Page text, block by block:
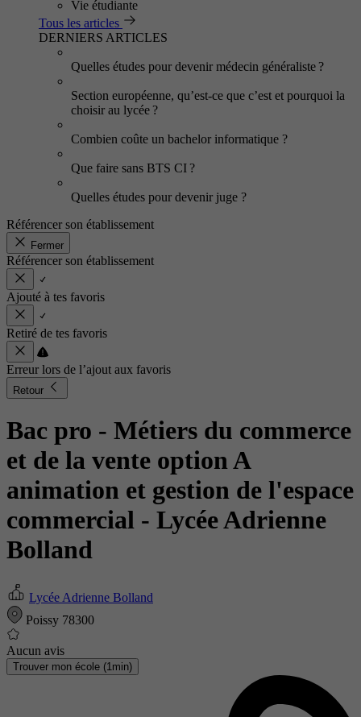
Vie étudiante
Tous les articles
DERNIERS ARTICLES
Quelles études pour devenir médecin généraliste ?
Section européenne, qu’est-ce que c’est et pourquoi la
choisir au lycée ?
Combien coûte un bachelor informatique ?
Que faire sans BTS CI ?
Quelles études pour devenir juge ?
Référencer son établissement
Fermer
Référencer son établissement
Ajouté à tes favoris
Retiré de tes favoris
Erreur lors de l’ajout aux favoris
Retour
Bac pro - Métiers du commerce
et de la vente option A
animation et gestion de l'espace
commercial - Lycée Adrienne
Bolland
Lycée Adrienne Bolland
Poissy 78300
Aucun avis
Trouver mon école (1min)